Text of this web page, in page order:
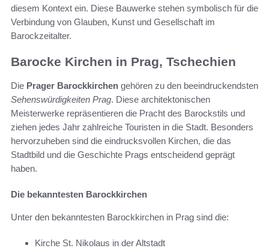
diesem Kontext ein. Diese Bauwerke stehen symbolisch für die
Verbindung von Glauben, Kunst und Gesellschaft im
Barockzeitalter.
Barocke Kirchen in Prag, Tschechien
Die Prager Barockkirchen gehören zu den beeindruckendsten
Sehenswürdigkeiten Prag. Diese architektonischen
Meisterwerke repräsentieren die Pracht des Barockstils und
ziehen jedes Jahr zahlreiche Touristen in die Stadt. Besonders
hervorzuheben sind die eindrucksvollen Kirchen, die das
Stadtbild und die Geschichte Prags entscheidend geprägt
haben.
Die bekanntesten Barockkirchen
Unter den bekanntesten Barockkirchen in Prag sind die:
Kirche St. Nikolaus in der Altstadt